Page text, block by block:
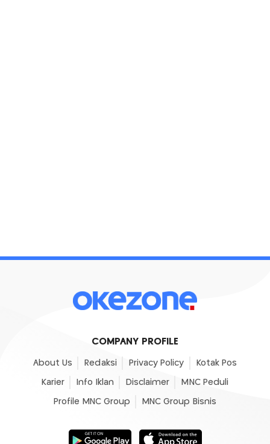
COMPANY PROFILE
About Us Redaksi Privacy Policy Kotak Pos
Karier Info Iklan Disclaimer MNC Peduli
Profile MNC Group MNC Group Bisnis